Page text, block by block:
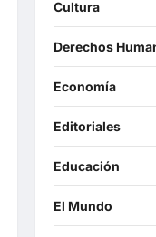
Cultura
Derechos
Economía
Editoriales
Educación
El Mundo